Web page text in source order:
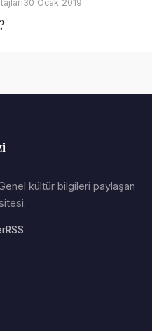
30 Ocak 2019
kültür bilgileri paylaşan
RSS